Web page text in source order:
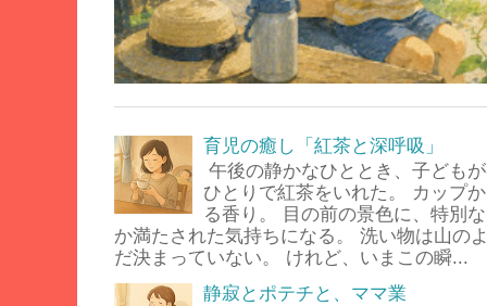
育児の癒し「紅茶と深呼吸」
午後の静かなひととき、子ども
ひとりで紅茶をいれた。 カップ
る香り。 目の前の景色に、特別
か満たされた気持ちになる。 洗い物は山の
だ決まっていない。 けれど、いまこの瞬...
静寂とポテチと、ママ業